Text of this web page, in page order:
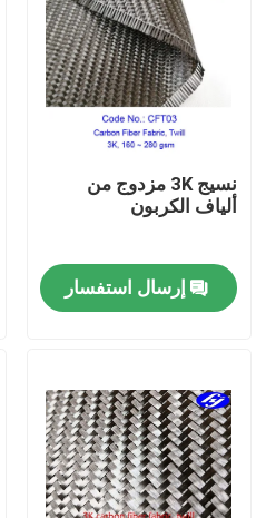
أشرطة فيديو
حول بنا
جولة في المعمل
ضبط الجودة
اتصل بنا
طلب اقتباس
نسيج الكربون أراميد
نسيج 3K مزدوج من
ألياف الكربون
إرسال استفسار